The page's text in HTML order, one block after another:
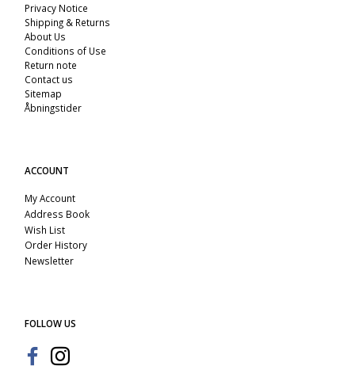
Privacy Notice
Shipping & Returns
About Us
Conditions of Use
Return note
Contact us
Sitemap
Åbningstider
ACCOUNT
My Account
Address Book
Wish List
Order History
Newsletter
FOLLOW US